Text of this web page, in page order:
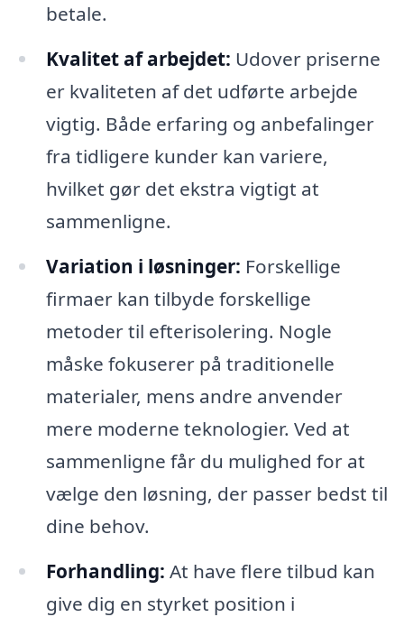
betale.
Kvalitet af arbejdet: Udover priserne
er kvaliteten af det udførte arbejde
vigtig. Både erfaring og anbefalinger
fra tidligere kunder kan variere,
hvilket gør det ekstra vigtigt at
sammenligne.
Variation i løsninger: Forskellige
firmaer kan tilbyde forskellige
metoder til efterisolering. Nogle
måske fokuserer på traditionelle
materialer, mens andre anvender
mere moderne teknologier. Ved at
sammenligne får du mulighed for at
vælge den løsning, der passer bedst til
dine behov.
Forhandling: At have flere tilbud kan
give dig en styrket position i